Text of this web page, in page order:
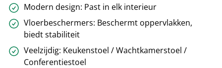
Modern design: Past in elk interieur
Vloerbeschermers: Beschermt oppervlakken,
biedt stabiliteit
Veelzijdig: Keukenstoel / Wachtkamerstoel /
Conferentiestoel